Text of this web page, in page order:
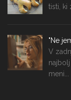
tisti, ki
"Ne
V
meni...